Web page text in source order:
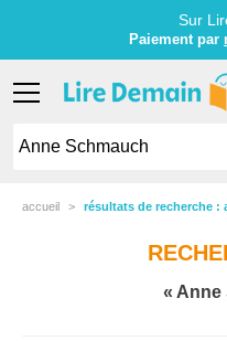
Sur
Paiement par
accueil résultats de recherche :
Anne